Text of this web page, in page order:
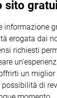
nasciamo né
c’è nel
e
dal 2013 ha
vivono
guarigione e
sito
informazione
erogata dai
richiesti
un miglior
di